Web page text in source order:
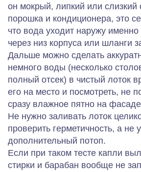
он мокрый, липкий или слизкий
порошка и кондиционера, это
что вода уходит наружу именно
через низ корпуса или шланги
Дальше можно сделать
немного воды (несколько
полный отсек) в чистый лоток
его на место и посмотреть, не
сразу влажное пятно на
Не нужно заливать лоток
проверить герметичность, а не
дополнительный потоп.
Если при таком тесте капли
стирки и барабан вообще не